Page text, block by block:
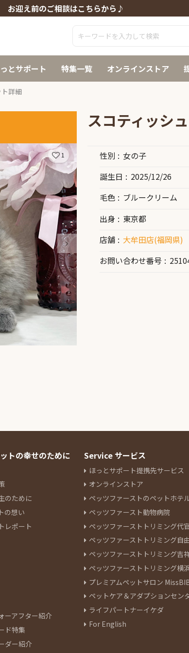
お迎え前のご相談はこちらから♪
とサポート 特集一覧 オンラインストア
詳細
1
スコティッシ
性別
女の子
誕生日
2025/12/26
毛色
ブルークリーム
出身
東京都
店舗
大牟田店(福岡県)
お問い合わせ番号
トの幸せのために
のために
の想い
レポート
ーアフター紹介
ド特集
ダー紹介
Service サービス
ほっとサポート提携先サービス
オンラインストア
ペッツファーストのペットホテ
ペッツファースト動物病院
ペッツファーストトリミング代
ペッツファーストトリミング自
ペッツファーストトリミング吉
ペッツファーストトリミング横
プレミアムペットサロン
ペットケア＆アダプションセン
ライフパートナーイケダ
For English